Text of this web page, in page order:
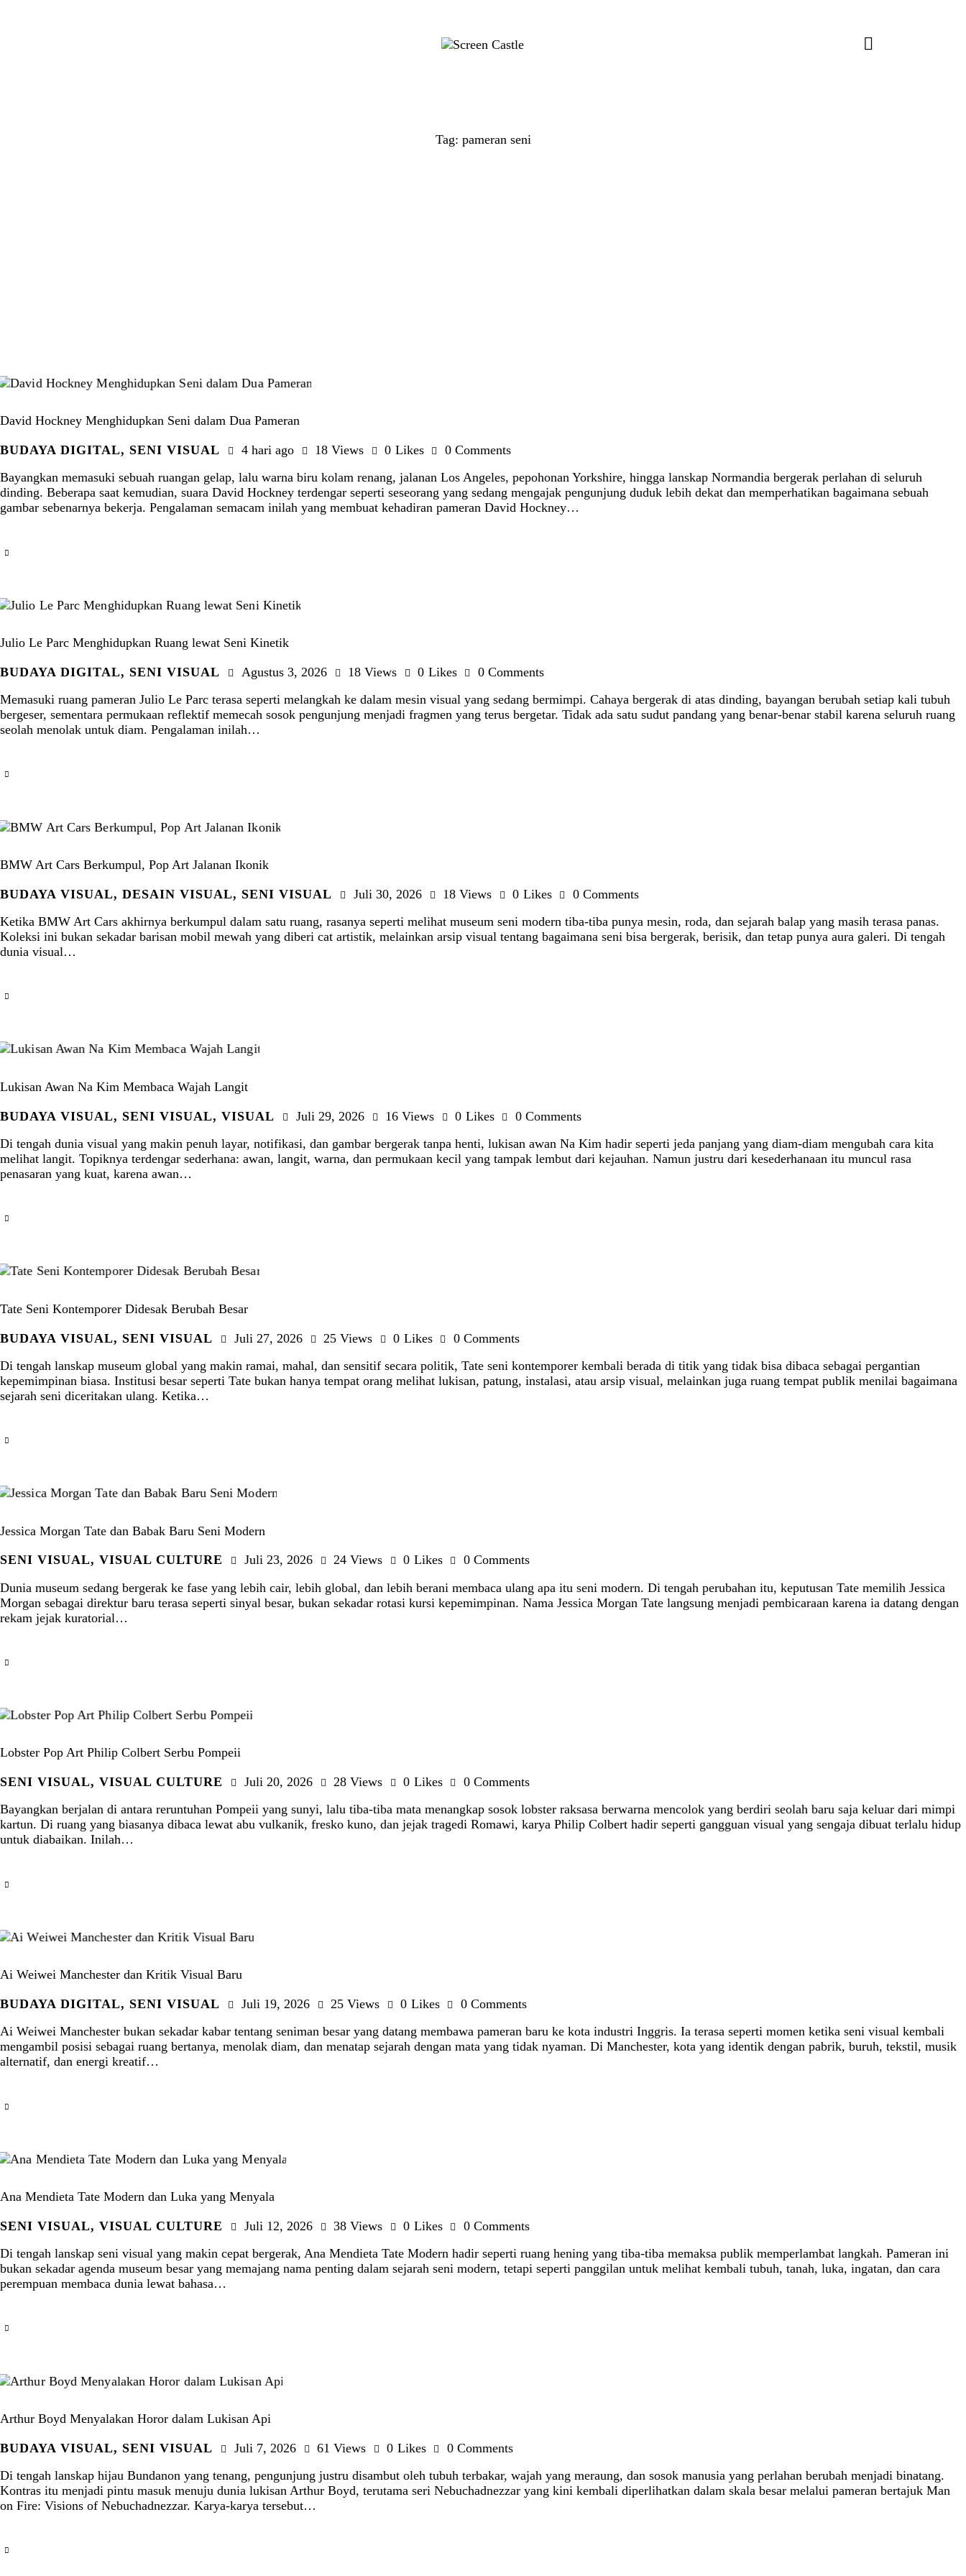
Tag: pameran seni
David Hockney Menghidupkan Seni dalam Dua Pameran
BUDAYA DIGITAL, SENI VISUAL 4 hari ago 18 Views 0 Likes 0 Comments
Bayangkan memasuki sebuah ruangan gelap, lalu warna biru kolam renang, jalanan Los Angeles, pepohonan Yorkshire, hingga lanskap Normandia bergerak perlahan di seluruh
dinding. Beberapa saat kemudian, suara David Hockney terdengar seperti seseorang yang sedang mengajak pengunjung duduk lebih dekat dan memperhatikan bagaimana sebuah
gambar sebenarnya bekerja. Pengalaman semacam inilah yang membuat kehadiran pameran David Hockney…
Julio Le Parc Menghidupkan Ruang lewat Seni Kinetik
BUDAYA DIGITAL, SENI VISUAL Agustus 3, 2026 18 Views 0 Likes 0 Comments
Memasuki ruang pameran Julio Le Parc terasa seperti melangkah ke dalam mesin visual yang sedang bermimpi. Cahaya bergerak di atas dinding, bayangan berubah setiap kali tubuh
bergeser, sementara permukaan reflektif memecah sosok pengunjung menjadi fragmen yang terus bergetar. Tidak ada satu sudut pandang yang benar-benar stabil karena seluruh ruang
seolah menolak untuk diam. Pengalaman inilah…
BMW Art Cars Berkumpul, Pop Art Jalanan Ikonik
BUDAYA VISUAL, DESAIN VISUAL, SENI VISUAL Juli 30, 2026 18 Views 0 Likes 0 Comments
Ketika BMW Art Cars akhirnya berkumpul dalam satu ruang, rasanya seperti melihat museum seni modern tiba-tiba punya mesin, roda, dan sejarah balap yang masih terasa panas.
Koleksi ini bukan sekadar barisan mobil mewah yang diberi cat artistik, melainkan arsip visual tentang bagaimana seni bisa bergerak, berisik, dan tetap punya aura galeri. Di tengah
dunia visual…
Lukisan Awan Na Kim Membaca Wajah Langit
BUDAYA VISUAL, SENI VISUAL, VISUAL Juli 29, 2026 16 Views 0 Likes 0 Comments
Di tengah dunia visual yang makin penuh layar, notifikasi, dan gambar bergerak tanpa henti, lukisan awan Na Kim hadir seperti jeda panjang yang diam-diam mengubah cara kita
melihat langit. Topiknya terdengar sederhana: awan, langit, warna, dan permukaan kecil yang tampak lembut dari kejauhan. Namun justru dari kesederhanaan itu muncul rasa
penasaran yang kuat, karena awan…
Tate Seni Kontemporer Didesak Berubah Besar
BUDAYA VISUAL, SENI VISUAL Juli 27, 2026 25 Views 0 Likes 0 Comments
Di tengah lanskap museum global yang makin ramai, mahal, dan sensitif secara politik, Tate seni kontemporer kembali berada di titik yang tidak bisa dibaca sebagai pergantian
kepemimpinan biasa. Institusi besar seperti Tate bukan hanya tempat orang melihat lukisan, patung, instalasi, atau arsip visual, melainkan juga ruang tempat publik menilai bagaimana
sejarah seni diceritakan ulang. Ketika…
Jessica Morgan Tate dan Babak Baru Seni Modern
SENI VISUAL, VISUAL CULTURE Juli 23, 2026 24 Views 0 Likes 0 Comments
Dunia museum sedang bergerak ke fase yang lebih cair, lebih global, dan lebih berani membaca ulang apa itu seni modern. Di tengah perubahan itu, keputusan Tate memilih Jessica
Morgan sebagai direktur baru terasa seperti sinyal besar, bukan sekadar rotasi kursi kepemimpinan. Nama Jessica Morgan Tate langsung menjadi pembicaraan karena ia datang dengan
rekam jejak kuratorial…
Lobster Pop Art Philip Colbert Serbu Pompeii
SENI VISUAL, VISUAL CULTURE Juli 20, 2026 28 Views 0 Likes 0 Comments
Bayangkan berjalan di antara reruntuhan Pompeii yang sunyi, lalu tiba-tiba mata menangkap sosok lobster raksasa berwarna mencolok yang berdiri seolah baru saja keluar dari mimpi
kartun. Di ruang yang biasanya dibaca lewat abu vulkanik, fresko kuno, dan jejak tragedi Romawi, karya Philip Colbert hadir seperti gangguan visual yang sengaja dibuat terlalu hidup
untuk diabaikan. Inilah…
Ai Weiwei Manchester dan Kritik Visual Baru
BUDAYA DIGITAL, SENI VISUAL Juli 19, 2026 25 Views 0 Likes 0 Comments
Ai Weiwei Manchester bukan sekadar kabar tentang seniman besar yang datang membawa pameran baru ke kota industri Inggris. Ia terasa seperti momen ketika seni visual kembali
mengambil posisi sebagai ruang bertanya, menolak diam, dan menatap sejarah dengan mata yang tidak nyaman. Di Manchester, kota yang identik dengan pabrik, buruh, tekstil, musik
alternatif, dan energi kreatif…
Ana Mendieta Tate Modern dan Luka yang Menyala
SENI VISUAL, VISUAL CULTURE Juli 12, 2026 38 Views 0 Likes 0 Comments
Di tengah lanskap seni visual yang makin cepat bergerak, Ana Mendieta Tate Modern hadir seperti ruang hening yang tiba-tiba memaksa publik memperlambat langkah. Pameran ini
bukan sekadar agenda museum besar yang memajang nama penting dalam sejarah seni modern, tetapi seperti panggilan untuk melihat kembali tubuh, tanah, luka, ingatan, dan cara
perempuan membaca dunia lewat bahasa…
Arthur Boyd Menyalakan Horor dalam Lukisan Api
BUDAYA VISUAL, SENI VISUAL Juli 7, 2026 61 Views 0 Likes 0 Comments
Di tengah lanskap hijau Bundanon yang tenang, pengunjung justru disambut oleh tubuh terbakar, wajah yang meraung, dan sosok manusia yang perlahan berubah menjadi binatang.
Kontras itu menjadi pintu masuk menuju dunia lukisan Arthur Boyd, terutama seri Nebuchadnezzar yang kini kembali diperlihatkan dalam skala besar melalui pameran bertajuk Man
on Fire: Visions of Nebuchadnezzar. Karya-karya tersebut…